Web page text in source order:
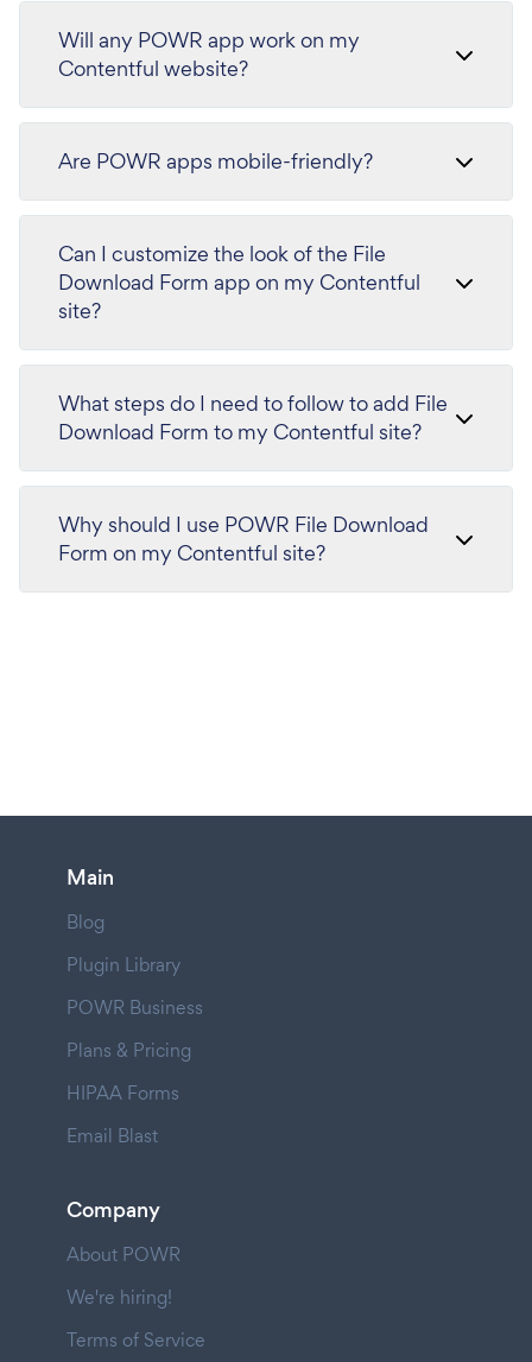
Will any POWR app work on my
Contentful website?
Are POWR apps mobile-friendly?
Can I customize the look of the File
Download Form app on my Contentful
site?
What steps do I need to follow to add File
Download Form to my Contentful site?
Why should I use POWR File Download
Form on my Contentful site?
Main
Blog
Plugin Library
POWR Business
Plans & Pricing
HIPAA Forms
Email Blast
Company
About POWR
We're hiring!
Terms of Service